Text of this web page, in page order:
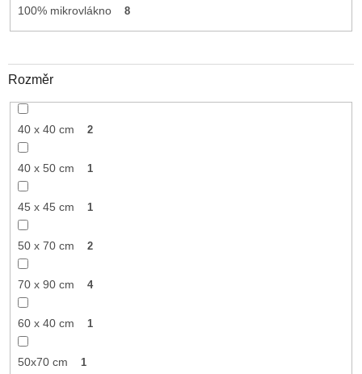
100% mikrovlákno 8
Rozměr
40 x 40 cm 2
40 x 50 cm 1
45 x 45 cm 1
50 x 70 cm 2
70 x 90 cm 4
60 x 40 cm 1
50x70 cm 1